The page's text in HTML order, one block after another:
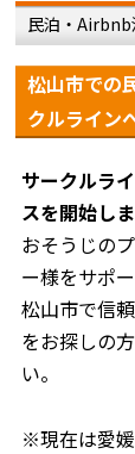
民泊・Airbnb
松山市での
クルライン
サークルラ
スを開始しま
おそうじの
ー様をサポ
松山市で信
をお探しの
い。
※現在は愛